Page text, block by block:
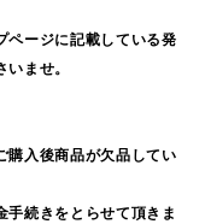
ページに記載している発
ませ。
購入後商品が欠品してい
手続きをとらせて頂きま